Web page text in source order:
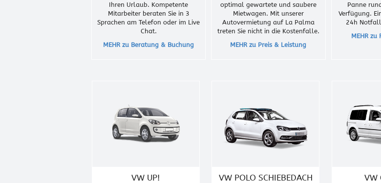
Ihren Urlaub. Kompetente
Mitarbeiter beraten Sie in 3
Sprachen am Telefon oder im Live
Chat.
MEHR zu Beratung & Buchung
optimal gewartete und saubere
Mietwagen. Mit unserer
Autovermietung auf La Palma
treten Sie nicht in die Kostenfalle.
MEHR zu Preis & Leistung
Panne
Verfügung.
24h
MEHR zu
VW UP! VW POLO SCHIEBEDACH VW